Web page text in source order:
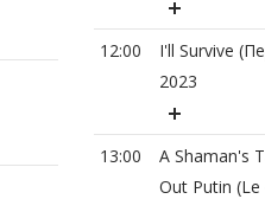
12:00
I'll Survive
2023
13:00
A Shaman's
Out Putin